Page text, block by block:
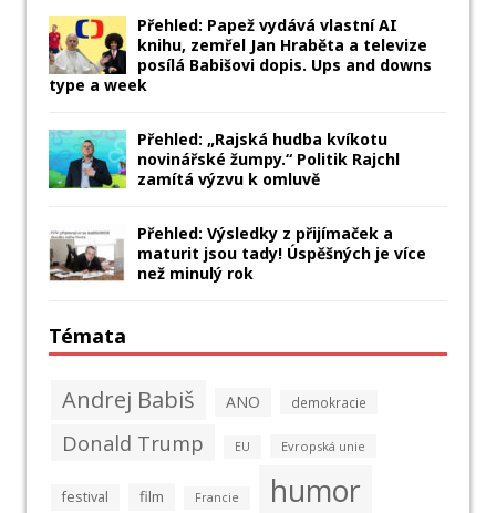
Přehled: Papež vydává vlastní AI
knihu, zemřel Jan Hraběta a televize
posílá Babišovi dopis. Ups and downs
type a week
Přehled: „Rajská hudba kvíkotu
novinářské žumpy.“ Politik Rajchl
zamítá výzvu k omluvě
Přehled: Výsledky z přijímaček a
maturit jsou tady! Úspěšných je více
než minulý rok
Témata
Andrej Babiš ANO demokracie
Donald Trump EU Evropská unie
festival film Francie humor